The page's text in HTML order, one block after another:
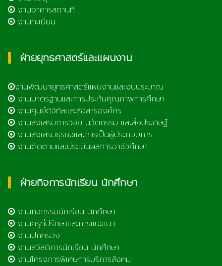
งานอาคารสถานที่
งานทะเบียน
ฝ่ายยุทธศาสตร์และแผนงาน
งานพัฒนายุทธศาสตร์แผนงานและงบประมาณ
งานมาตรฐานและการประกันคุณภาพการศึกษา
งานศูนย์ดิจิทัลและสื่อสารองค์กร
งานส่งเสริมการวิจัย นวัตกรรม และสิ่งประดิษฐ์
งานส่งเสริมธุรกิจและการเป็นผู้ประกอบการ
งานติดตามและประเมินผลการอาชีวศึกษา
ฝ่ายกิจการนักเรียน นักศึกษา
งานกิจกรรมนักเรียน นักศึกษา
งานครูที่ปรึกษาและการแนะแนว
งานปกครอง
งานสวัสดิการนักเรียน นักศึกษา
งานโครงการพิเศษการบริการสังคม